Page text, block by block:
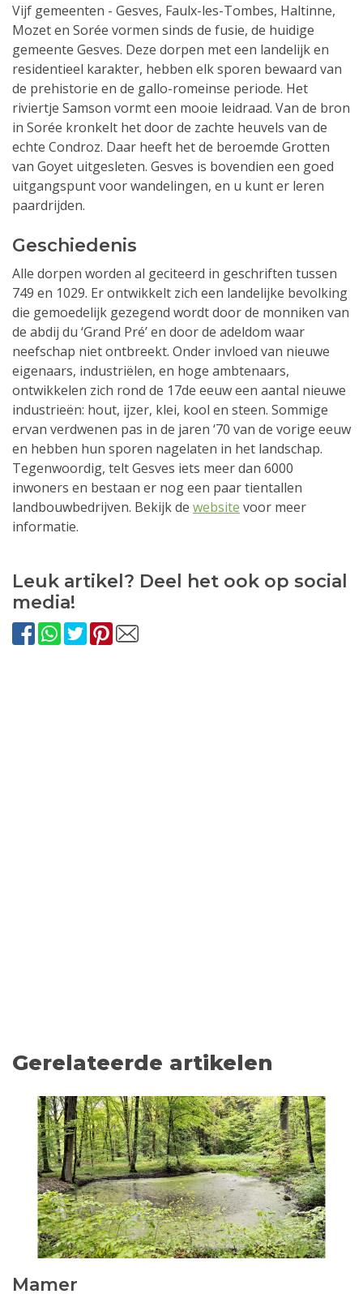
Vijf gemeenten - Gesves, Faulx-les-Tombes, Haltinne,
Mozet en Sorée vormen sinds de fusie, de huidige
gemeente Gesves. Deze dorpen met een landelijk en
residentieel karakter, hebben elk sporen bewaard van
de prehistorie en de gallo-romeinse periode. Het
riviertje Samson vormt een mooie leidraad. Van de bron
in Sorée kronkelt het door de zachte heuvels van de
echte Condroz. Daar heeft het de beroemde Grotten
van Goyet uitgesleten. Gesves is bovendien een goed
uitgangspunt voor wandelingen, en u kunt er leren
paardrijden.
Geschiedenis
Alle dorpen worden al geciteerd in geschriften tussen
749 en 1029. Er ontwikkelt zich een landelijke bevolking
die gemoedelijk gezegend wordt door de monniken van
de abdij du ‘Grand Pré’ en door de adeldom waar
neefschap niet ontbreekt. Onder invloed van nieuwe
eigenaars, industriëlen, en hoge ambtenaars,
ontwikkelen zich rond de 17de eeuw een aantal nieuwe
industrieën: hout, ijzer, klei, kool en steen. Sommige
ervan verdwenen pas in de jaren ‘70 van de vorige eeuw
en hebben hun sporen nagelaten in het landschap.
Tegenwoordig, telt Gesves iets meer dan 6000
inwoners en bestaan er nog een paar tientallen
landbouwbedrijven. Bekijk de website voor meer
informatie.
Leuk artikel? Deel het ook op social
media!
Gerelateerde artikelen
Mamer